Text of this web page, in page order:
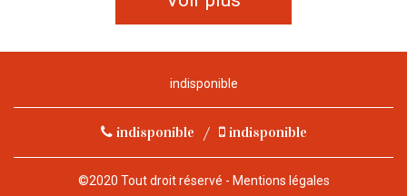
indisponible
indisponible / indisponible
©2020 Tout droit réservé - Mentions légales